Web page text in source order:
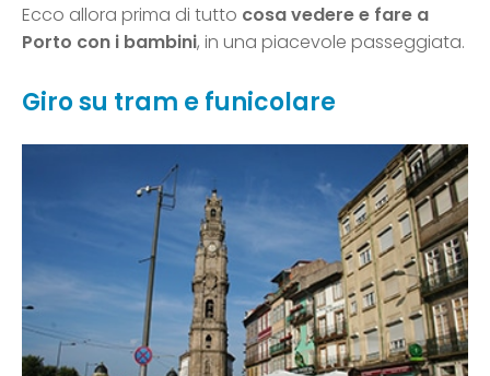
Ecco allora prima di tutto cosa vedere e fare a
Porto con i bambini, in una piacevole passeggiata.
Giro su tram e funicolare